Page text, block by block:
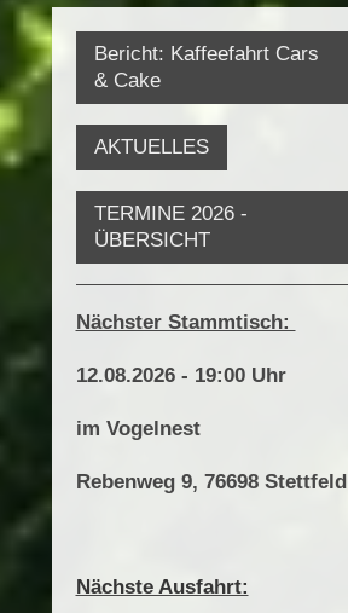
Bericht: Kaffeefahrt Cars
& Cake
AKTUELLES
TERMINE 2026 -
ÜBERSICHT
Nächster Stammtisch:
12.08.2026 - 19:00 Uhr
im Vogelnest
Rebenweg 9, 76698 Stettfeld
Nächste Ausfahrt: